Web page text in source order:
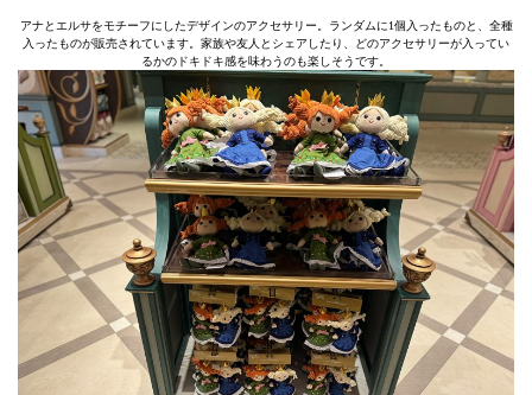
アナとエルサをモチーフにしたデザインのアクセサリー。ランダムに1個入ったものと、全種
入ったものが販売されています。家族や友人とシェアしたり、どのアクセサリーが入ってい
るかのドキドキ感を味わうのも楽しそうです。